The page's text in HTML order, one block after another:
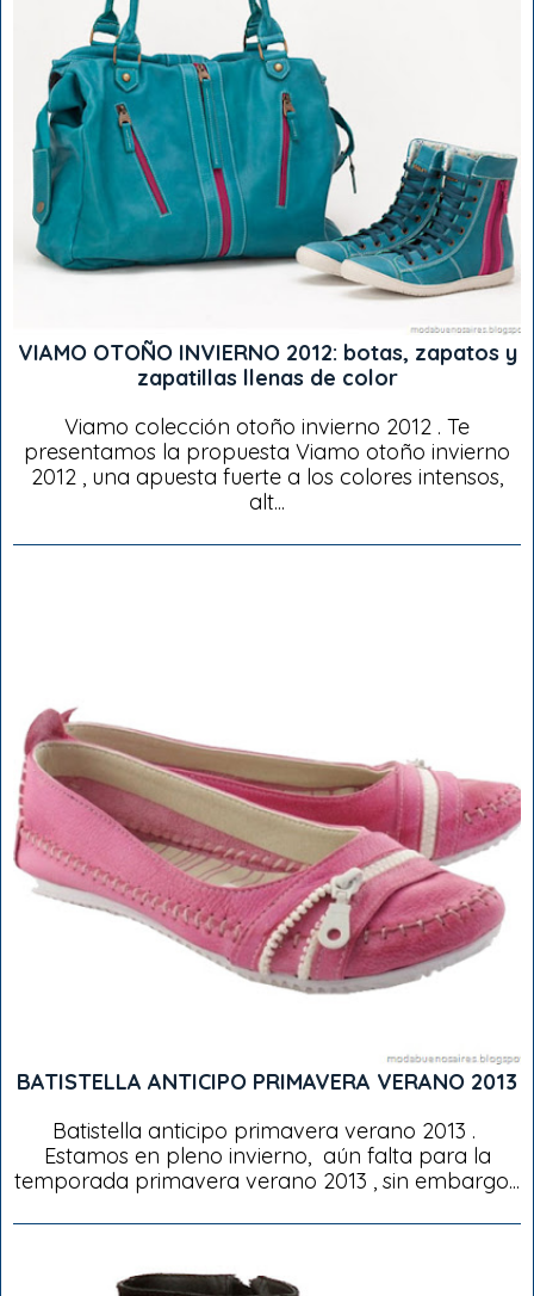
VIAMO OTOÑO INVIERNO 2012: botas, zapatos y
zapatillas llenas de color
Viamo colección otoño invierno 2012 . Te
presentamos la propuesta Viamo otoño invierno
2012 , una apuesta fuerte a los colores intensos,
alt...
BATISTELLA ANTICIPO PRIMAVERA VERANO 2013
Batistella anticipo primavera verano 2013 .
Estamos en pleno invierno, aún falta para la
temporada primavera verano 2013 , sin embargo...